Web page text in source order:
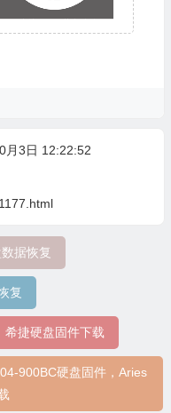
月3日 12:22:52
据恢复
复
希捷硬盘固件下载
900BC硬盘固件，Aries